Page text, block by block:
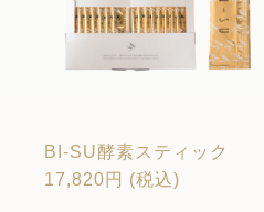
BI-SU酵素スティック
17,820円 (税込)